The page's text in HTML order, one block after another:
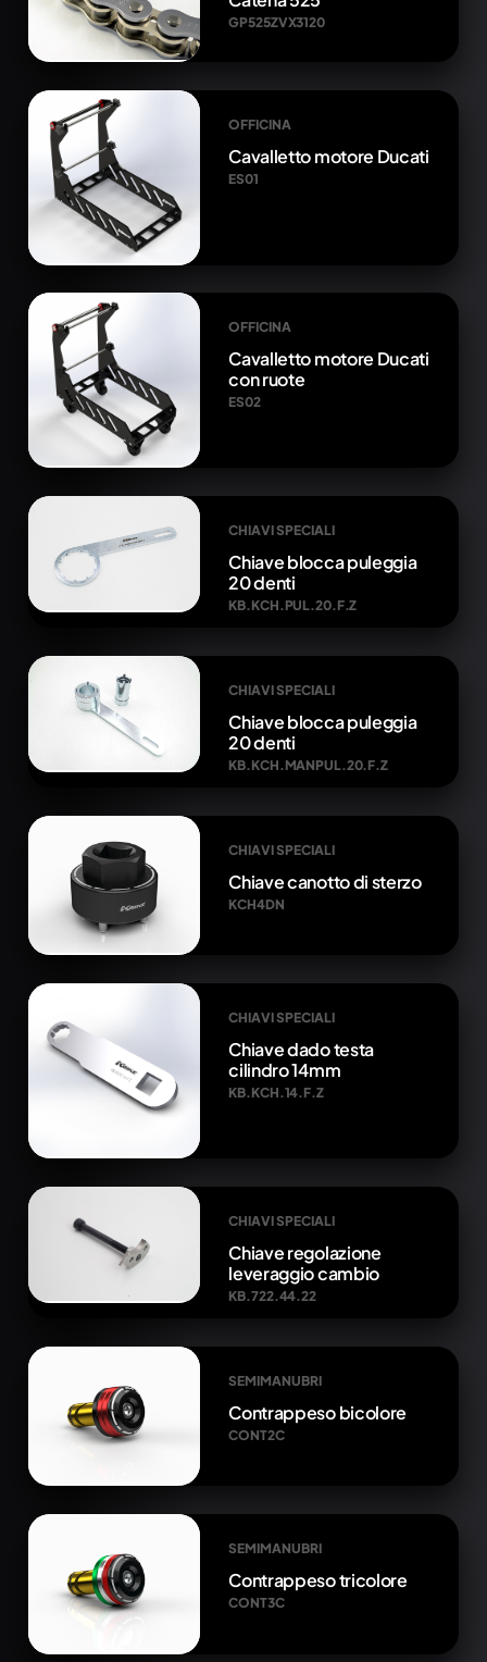
GP525ZVX3120
OFFICINA
Cavalletto motore Ducati
ES01
OFFICINA
Cavalletto motore Ducati
con ruote
ES02
CHIAVI SPECIALI
Chiave blocca puleggia
20 denti
KB.KCH.PUL.20.F.Z
CHIAVI SPECIALI
Chiave blocca puleggia
20 denti
KB.KCH.MANPUL.20.F.Z
CHIAVI SPECIALI
Chiave canotto di sterzo
KCH4DN
CHIAVI SPECIALI
Chiave dado testa
cilindro 14mm
KB.KCH.14.F.Z
CHIAVI SPECIALI
Chiave regolazione
leveraggio cambio
KB.722.44.22
SEMIMANUBRI
Contrappeso bicolore
CONT2C
SEMIMANUBRI
Contrappeso tricolore
CONT3C